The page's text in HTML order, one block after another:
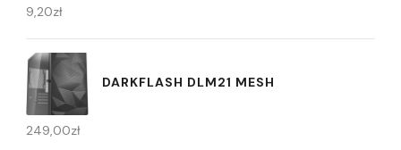
9,20zł
DARKFLASH DLM21 MESH
249,00zł